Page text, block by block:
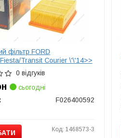
фільтр FORD
Transit Courier \'\'14>>
0 відгуків
сьогодні
F026400592
Код: 1468573-3